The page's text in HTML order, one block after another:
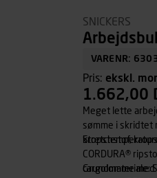
SNICKERS
VARENR:
Pris: ekskl.
1.662,00
Meget lette
sømme i skridtet
Stretchstof,
CORDURA®
cargolomme
Grundmateriale: